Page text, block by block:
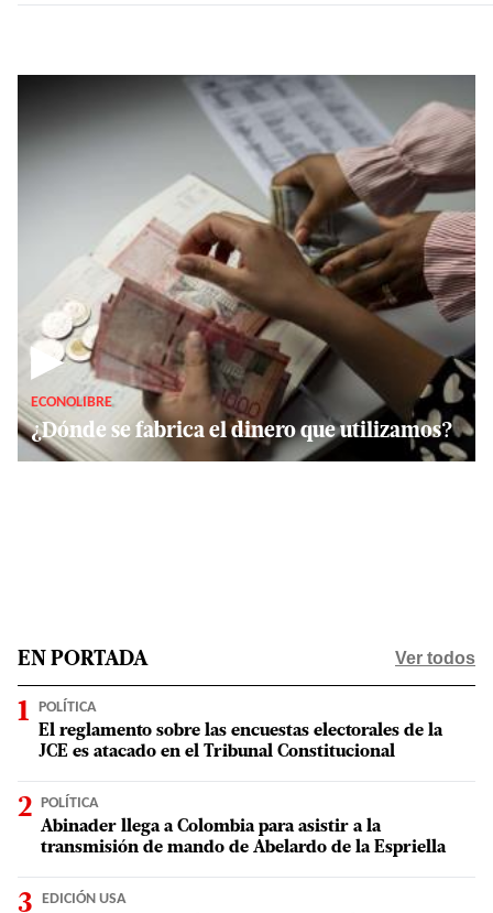
▶
ECONOLIBRE
¿Dónde se fabrica el dinero que utilizamos?
EN PORTADA Ver todos
POLÍTICA
El reglamento sobre las encuestas electorales de la
JCE es atacado en el Tribunal Constitucional
POLÍTICA
Abinader llega a Colombia para asistir a la
transmisión de mando de Abelardo de la Espriella
EDICIÓN USA